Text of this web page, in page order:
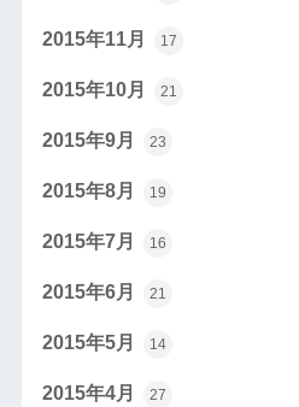
2015年11月 17
2015年10月 21
2015年9月 23
2015年8月 19
2015年7月 16
2015年6月 21
2015年5月 14
2015年4月 27